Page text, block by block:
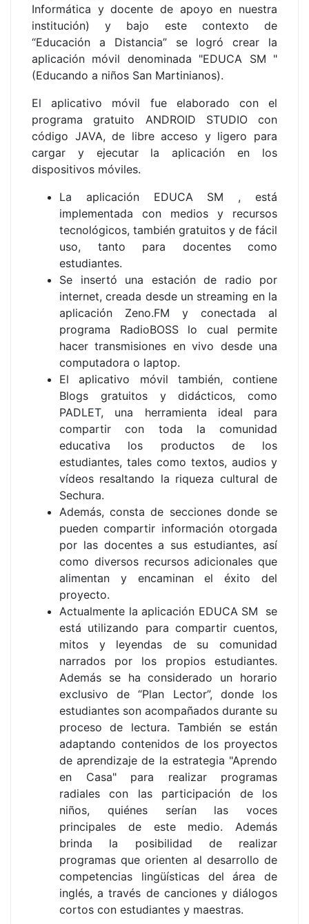
Informática y docente de apoyo en nuestra
institución) y bajo este contexto de
“Educación a Distancia” se logró crear la
aplicación móvil denominada "EDUCA SM "
(Educando a niños San Martinianos).
El aplicativo móvil fue elaborado con el
programa gratuito ANDROID STUDIO con
código JAVA, de libre acceso y ligero para
cargar y ejecutar la aplicación en los
dispositivos móviles.
La aplicación EDUCA SM , está
implementada con medios y recursos
tecnológicos, también gratuitos y de fácil
uso, tanto para docentes como
estudiantes.
Se insertó una estación de radio por
internet, creada desde un streaming en la
aplicación Zeno.FM y conectada al
programa RadioBOSS lo cual permite
hacer transmisiones en vivo desde una
computadora o laptop.
El aplicativo móvil también, contiene
Blogs gratuitos y didácticos, como
PADLET, una herramienta ideal para
compartir con toda la comunidad
educativa los productos de los
estudiantes, tales como textos, audios y
vídeos resaltando la riqueza cultural de
Sechura.
Además, consta de secciones donde se
pueden compartir información otorgada
por las docentes a sus estudiantes, así
como diversos recursos adicionales que
alimentan y encaminan el éxito del
proyecto.
Actualmente la aplicación EDUCA SM se
está utilizando para compartir cuentos,
mitos y leyendas de su comunidad
narrados por los propios estudiantes.
Además se ha considerado un horario
exclusivo de “Plan Lector”, donde los
estudiantes son acompañados durante su
proceso de lectura. También se están
adaptando contenidos de los proyectos
de aprendizaje de la estrategia "Aprendo
en Casa" para realizar programas
radiales con las participación de los
niños, quiénes serían las voces
principales de este medio. Además
brinda la posibilidad de realizar
programas que orienten al desarrollo de
competencias lingüísticas del área de
inglés, a través de canciones y diálogos
cortos con estudiantes y maestras.